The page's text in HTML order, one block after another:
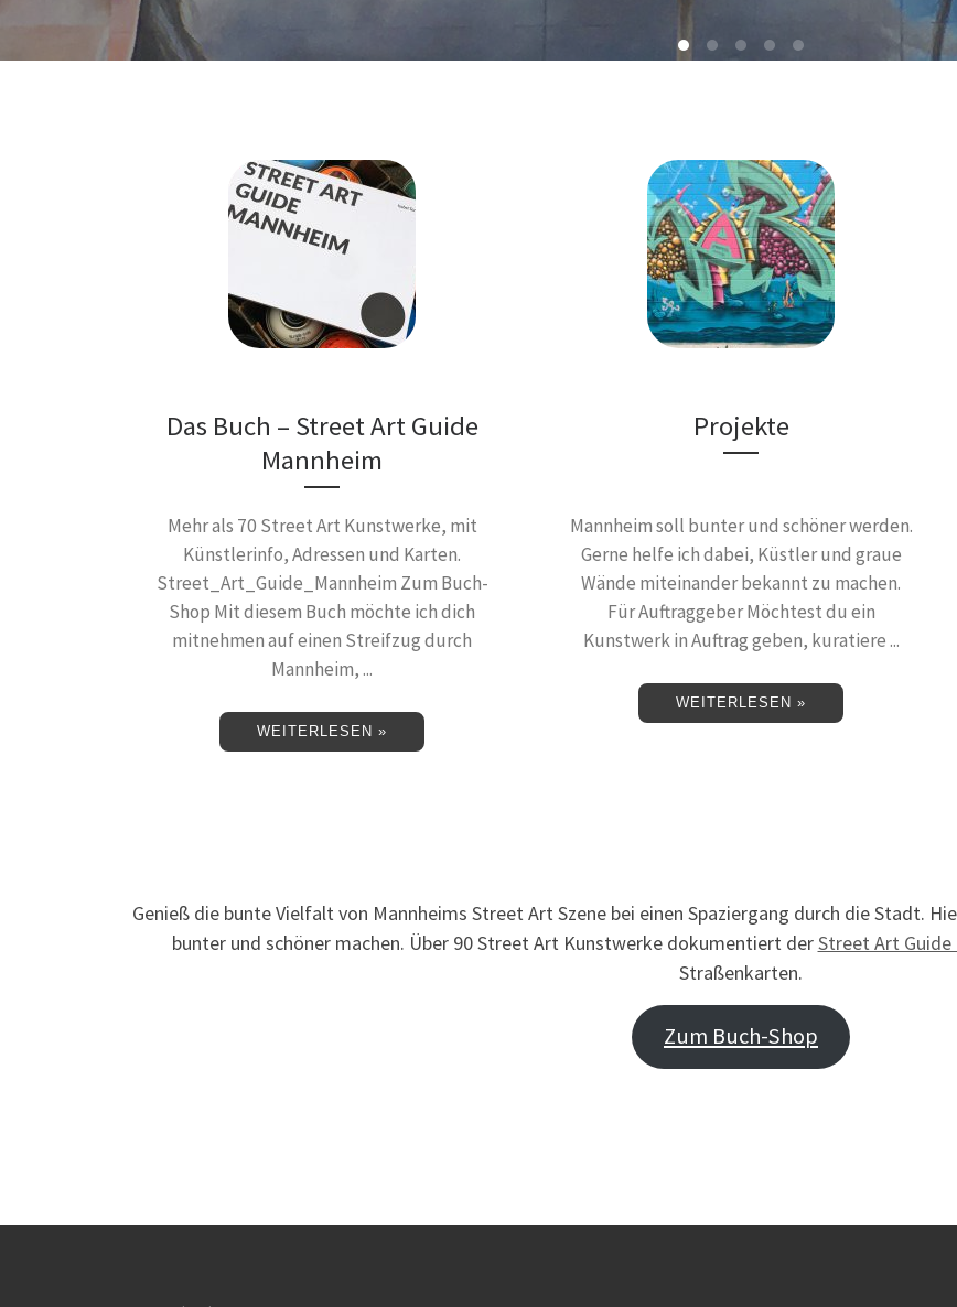
Das Buch – Street Art Guide
Mannheim
Mehr als 70 Street Art Kunstwerke, mit
Künstlerinfo, Adressen und Karten.
Street_Art_Guide_Mannheim Zum Buch-
Shop Mit diesem Buch möchte ich dich
mitnehmen auf einen Streifzug durch
Mannheim, ...
WEITERLESEN »
Projekte
Mannheim soll bunter und schöner werden.
Gerne helfe ich dabei, Küstler und graue
Wände miteinander bekannt zu machen.
Für Auftraggeber Möchtest du ein
Kunstwerk in Auftrag geben, kuratiere ...
WEITERLESEN »
Genieß die bunte Vielfalt von Mannheims Street Art Szene bei einen Spaziergang durch die Stadt.
bunter und schöner machen. Über 90 Street Art Kunstwerke dokumentiert derStreet Art Guide
Straßenkarten.
Zum Buch-Shop